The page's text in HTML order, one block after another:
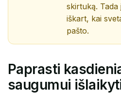
skirtuką. Tada
iškart, kai
pašto.
Paprasti
saugumui